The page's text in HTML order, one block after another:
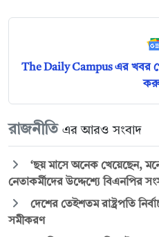
The Daily Campus এর খবর
রাজনীতি এর আরও সংবাদ
‘ছয় মাসে অনেক খেয়েছেন,
নেতাকর্মীদের উদ্দেশ্যে বিএনপির
দেশের তেইশতম রাষ্ট্রপতি
সমীকরণ